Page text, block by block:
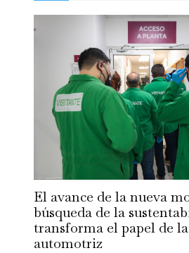
El avance de la nueva
búsqueda de la
transforma el papel de
automotriz